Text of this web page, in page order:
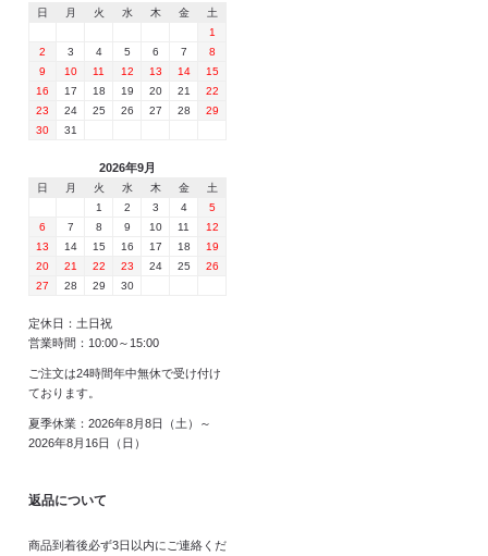
日 月 火 水 木 金
土
1
2
3 4 5 6 7
8
9
10 11 12 13 14
15
16
17 18 19 20 21
22
23
24 25 26 27 28
29
30
31
2026年9月
日 月 火 水 木 金
土
1
2 3 4
5
6
7 8 9 10 11
12
13
14 15 16 17 18
19
20
21 22 23 24 25
26
27
28 29 30
定休日：土日祝
営業時間：10:00～15:00
ご注文は24時間年中無休で受け付け
ております。
夏季休業：2026年8月8日（土）～
2026年8月16日（日）
返品について
商品到着後必ず3日以内にご連絡くだ